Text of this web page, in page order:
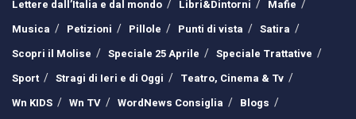
Lettere dall’Italia e dal mondo
Libri&Dintorni
Mafie
Musica
Petizioni Pillole Punti di vista
Satira
Scopri il Molise
Speciale 25 Aprile
Speciale Trattative
Sport
Stragi di Ieri e di Oggi
Teatro, Cinema & Tv
Wn KIDS
Wn TV WordNews Consiglia
Blogs